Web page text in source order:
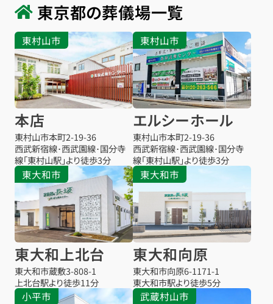
東京都の葬儀場一覧
東村山市
本店
東村山市本町2-19-36
西武新宿線･西武園線･国分寺
線「東村山駅」より徒歩3分
東村山市
エルシーホール
東村山市本町2-19-36
西武新宿線･西武園線･国分寺
線「東村山駅」より徒歩3分
東大和市
東大和上北台
東大和市蔵敷3-808-1
上北台駅より徒歩11分
東大和市
東大和向原
東大和市向原6-1171-1
東大和市駅より徒歩5分
小平市 武蔵村山市